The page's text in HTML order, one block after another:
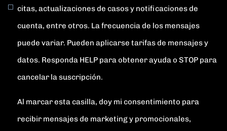
citas, actualizaciones de casos y notificaciones de
cuenta, entre otros. La frecuencia de los mensajes
puede variar. Pueden aplicarse tarifas de mensajes y
datos. Responda HELP para obtener ayuda o STOP para
cancelar la suscripción.
Al marcar esta casilla, doy mi consentimiento para
recibir mensajes de marketing y promocionales,